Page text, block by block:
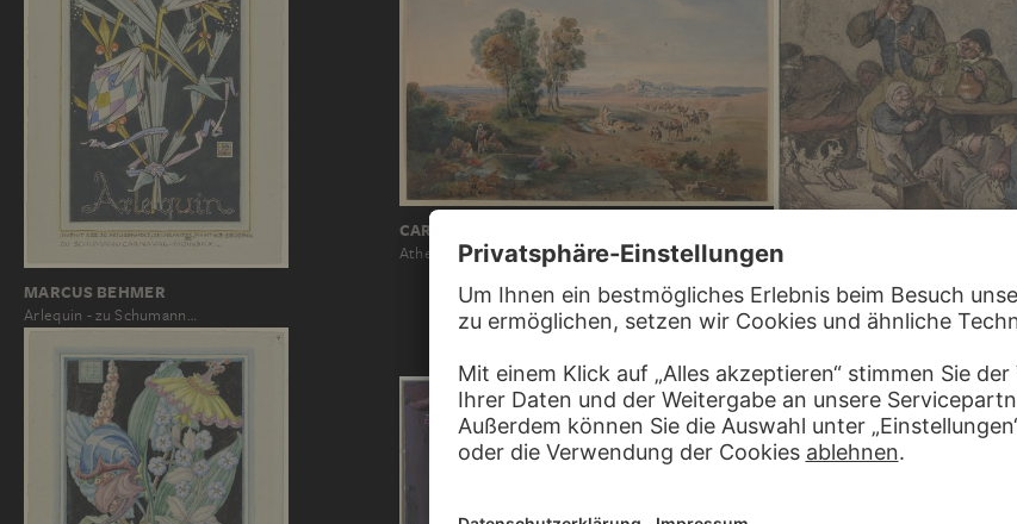
MARCUS BEHMER
Arlequin - zu Schumann…
CARL ROTTMANN, JAKOB BECKER
Athen, vom Brunnen aus
ADRIAEN VAN OSTADE
Ausgelassene Bauern im Wirtshaus